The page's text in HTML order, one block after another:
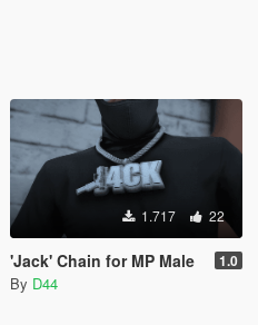
1.717 22
'Jack' Chain for MP Male 1.0
By D44